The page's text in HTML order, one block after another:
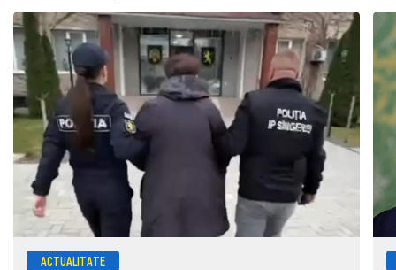
ACTUALITATE